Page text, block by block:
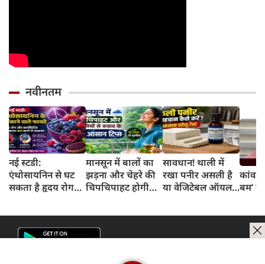
नवीनतम
नई स्टडी:
एंथोसायनिन से घट
सकता है हृदय रोग
मानसून में बालों का
झड़ना और चेहरे की
चिपचिपाहट होगी
ये 5 लाइफस्टाइल
टिप्स
सावधान! थाली में
रखा पनीर असली है
या वेजिटेबल ऑयल
कांवड़
बम’